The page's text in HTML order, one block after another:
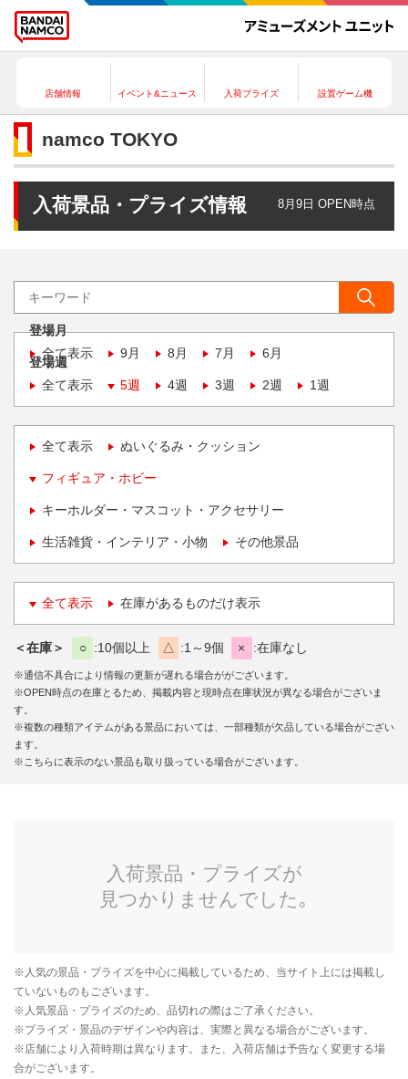
店舗情報 イベント&ニュース 入荷プライズ 設置ゲーム機
namco TOKYO
入荷景品・プライズ情報 8月9日 OPEN時点
登場月
全て表示
9月 8月 7月 6月
登場週
全て表示
5週 4週 3週 2週 1週
全て表示 ぬいぐるみ・クッション
フィギュア・ホビー
キーホルダー・マスコット・アクセサリー
生活雑貨・インテリア・小物 その他景品
全て表示 在庫があるものだけ表示
＜在庫＞ ○ 10個以上 △ 1～9個 × 在庫なし
※通信不具合により情報の更新が遅れる場合ががございます。
※OPEN時点の在庫とるため、掲載内容と現時点在庫状況が異なる場合がございま
す。
※複数の種類アイテムがある景品においては、一部種類が欠品している場合がござい
ます。
※こちらに表示のない景品も取り扱っている場合がございます。